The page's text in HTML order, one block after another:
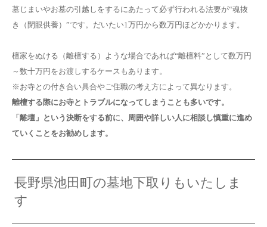
墓じまいやお墓の引越しをするにあたって必ず行われる法要が“魂抜
き（閉眼供養）”です。だいたい1万円から数万円ほどかかります。
檀家をぬける（離檀する）ような場合であれば“離檀料”として数万円
～数十万円をお渡しするケースもあります。
※お寺との付き合い具合やご住職の考え方によって異なります。
離檀する際にお寺とトラブルになってしまうことも多いです。
「離壇」という決断をする前に、周囲や詳しい人に相談し慎重に進め
ていくことをお勧めします。
長野県池田町の墓地下取りもいたしま
す